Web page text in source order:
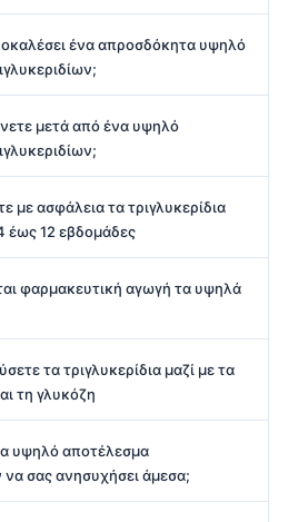
ένα απροσδόκητα υψηλό
μετά από ένα υψηλό
με ασφάλεια τα τριγλυκερίδια
έως 12 εβδομάδες
φαρμακευτική αγωγή τα υψηλά
τα τριγλυκερίδια μαζί με τα
τη γλυκόζη
υψηλό αποτέλεσμα
να σας ανησυχήσει άμεσα;